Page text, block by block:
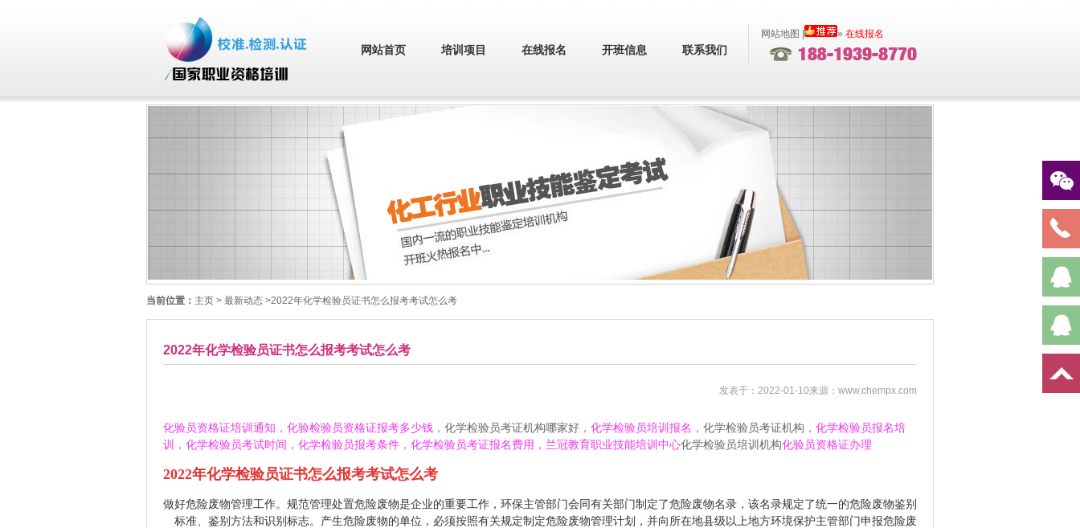
网站首页 培训项目 在线报名 开班信息 联系我们
网站地图 » 在线报名
当前位置： 主页 > 最新动态 >2022年化学检验员证书怎么报考考试怎么考
2022年化学检验员证书怎么报考考试怎么考
发表于：2022-01-10来源：www.chempx.com
化验员资格证培训通知，化验检验员资格证报考多少钱， 化学检验员考证机构哪家好 ，化学检验员培训报名， 化学检验员考证机构 ，化学检验员报名培
训，化学检验员考试时间，化学检验员报考条件，化学检验员考证报名费用，兰冠教育职业技能培训中心化学检验员培训机构化验员资格证办理
2022年化学检验员证书怎么报考考试怎么考
做好危险废物管理工作。规范管理处置危险废物是企业的重要工作，环保主管部门会同有关部门制定了危险废物名录，该名录规定了统一的危险废物鉴别
标准、鉴别方法和识别标志。产生危险废物的单位，必须按照有关规定制定危险废物管理计划，并向所在地县级以上地方环境保护主管部门申报危险废